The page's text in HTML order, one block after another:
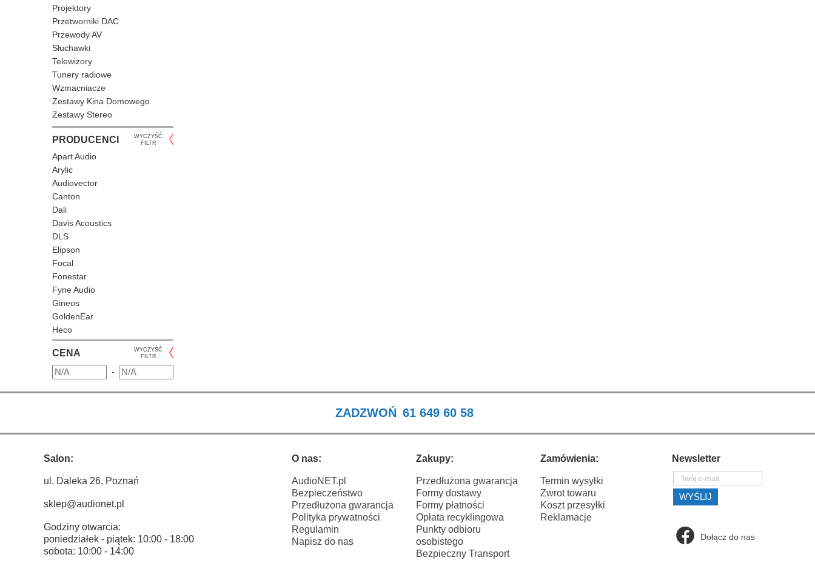
Projektory
Przetworniki DAC
Przewody AV
Słuchawki
Telewizory
Tunery radiowe
Wzmacniacze
Zestawy Kina Domowego
Zestawy Stereo
PRODUCENCI
WYCZYŚĆ
FILTR
Apart Audio
Arylic
Audiovector
Canton
Dali
Davis Acoustics
DLS
Elipson
Focal
Fonestar
Fyne Audio
Gineos
GoldenEar
Heco
JBL
KEF
Klipsch
Melodika
PMC
Q Acoustics
Revel
Stealth Acoustics
Taga
Tannoy
Triangle
CENA
WYCZYŚĆ
FILTR
-
ZADZWOŃ 61 649 60 58
Salon:
ul. Daleka 26, Poznań
sklep@audionet.pl
Godziny otwarcia:
poniedziałek - piątek: 10:00 - 18:00
sobota: 10:00 - 14:00
O nas:
AudioNET.pl
Bezpieczeństwo
Przedłużona gwarancja
Polityka prywatności
Regulamin
Napisz do nas
Zakupy:
Przedłużona gwarancja
Formy dostawy
Formy płatności
Opłata recyklingowa
Punkty odbioru
osobistego
Bezpieczny Transport
Zamówienia:
Termin wysyłki
Zwrot towaru
Koszt przesyłki
Reklamacje
Newsletter
Dołącz do nas